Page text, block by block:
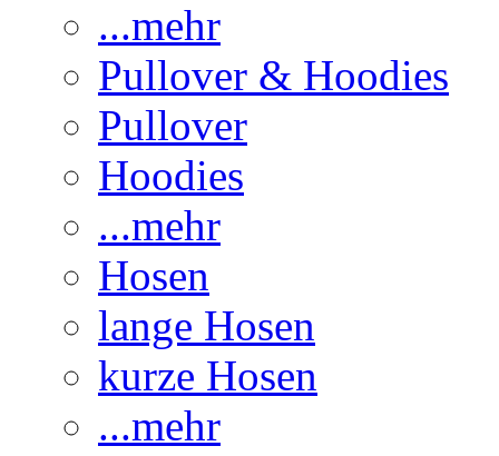
...mehr
Pullover & Hoodies
Pullover
Hoodies
...mehr
Hosen
lange Hosen
kurze Hosen
...mehr